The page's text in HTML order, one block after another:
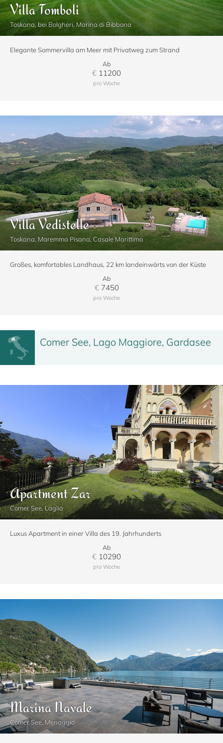
Villa Tomboli
Toskana, bei Bolgheri, Marina di Bibbona
Elegante Sommervilla am Meer mit Privatweg zum Strand
Ab
€ 11200
pro Woche
Villa Vedistelle
Toskana, Maremma Pisana, Casale Marittimo
Großes, komfortables Landhaus, 22 km landeinwärts von der Küste
Ab
€7450
pro Woche
Comer See, Lago Maggiore, Gardasee
Apartment Zar
Comer See, Laglio
Luxus Apartment in einer Villa des 19. Jahrhunderts
Ab
€ 10290
pro Woche
Marina Navale
Comer See, Menaggio